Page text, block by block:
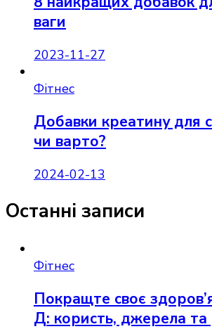
ваги
2023-11-27
Фітнес
Добавки креатину для
чи варто?
2024-02-13
Останні записи
Фітнес
Покращте своє
Д: користь, джерела та